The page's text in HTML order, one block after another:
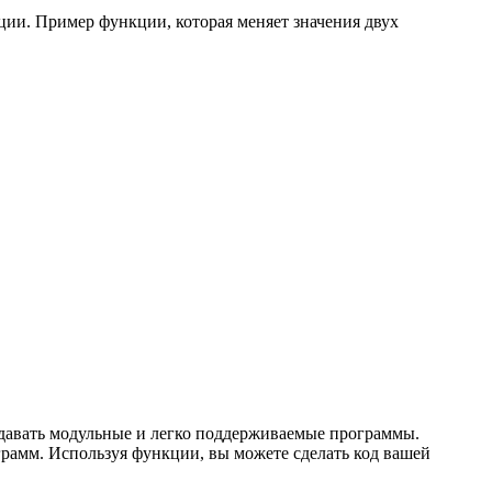
Пример функции, которая меняет значения двух
модульные и легко поддерживаемые программы.
Используя функции, вы можете сделать код вашей